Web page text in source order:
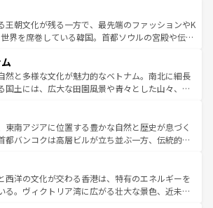
ンツ一覧
クティビティも充実しており、サーフィンやダイ
ハイキングなど、アウトドア好きにはたまらな
ストラリアの多彩な魅力を存分に味わいつくそ
ほしい。
ひつな山岳地帯である台湾東部など、都市の喧騒
静けさが共存しており、訪れる人に新しい発見と
たらしてくれる。また、奥深い台湾の食文化も魅
いと評判のスイーツなど、バラエティ豊かな料理
が味わえる。 なお、新着の台湾情報は コンテンツ一覧を参
しい。
王朝文化が残る一方で、最先端のファッションやK
界を席巻している韓国。首都ソウルの宮殿や伝統
に足を延ばせば四季折々の自然美を楽しむことが
そして、キムチや焼肉、絶品のストリートフード
まざまな韓国料理が待っている。夜には、韓国な
包まれながら、韓国の多彩な魅力を心ゆくまで味
わってみてほしい。 なお、新着の韓国情報はコンテンツ一
してほしい。
然と多様な文化が魅力的なベトナム。南北に細長
国土には、広大な田園風景や青々とした山々、世
展と共に伝統が息づく。ハノイの古い町並みやホ
市のフランス統治時代の建物も、独特の雰囲気を
ている。また、バラエティの豊かさとおいしさで
ォーやバインミー、ベトナムコーヒーなどは、ぜ
味わいたい。どの地域を訪れてもあたたかい人々
を迎えてくれるので、きっと忘れられない旅にな
東南アジアに位置する豊かな自然と歴史が息づく
都バンコクは高層ビルが立ち並ぶ一方、伝統的な
交差している。北部ではチェンマイなどの山岳地
と触れ合い、南部ではプーケットやクラビの美し
でリゾート気分を楽しむことができる。タイ料理
西洋の文化が交わる香港は、特有のエネルギーを
る。ヴィクトリア湾に広がる壮大な景色、近未来